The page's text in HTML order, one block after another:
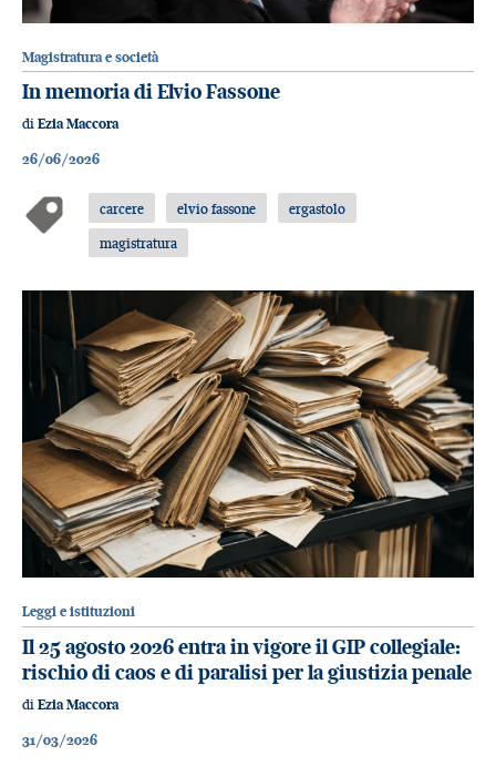
Magistratura e società
In memoria di Elvio Fassone
di Ezia Maccora
26/06/2026
carcere elvio fassone
ergastolo
magistratura
Leggi e istituzioni
Il 25 agosto 2026 entra in vigore il GIP collegiale:
rischio di caos e di paralisi per la giustizia penale
di Ezia Maccora
31/03/2026